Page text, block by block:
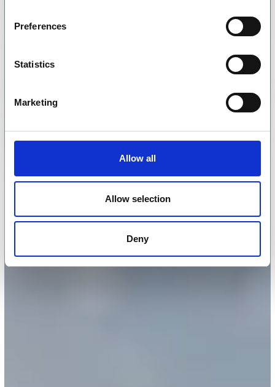
Preferences
Statistics
Marketing
Allow all
Allow selection
Deny